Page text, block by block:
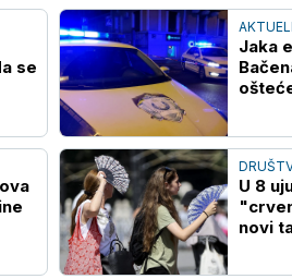
se
Jaka
U 8
novi